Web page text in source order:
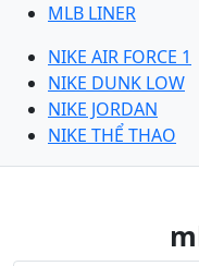
MLB LINER
NIKE AIR FORCE 1
NIKE DUNK LOW
NIKE JORDAN
NIKE THỂ THAO